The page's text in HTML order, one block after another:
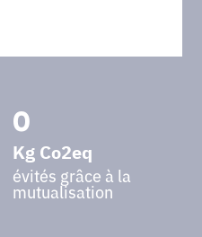
0
Kg Co2eq
évités grâce à la
mutualisation